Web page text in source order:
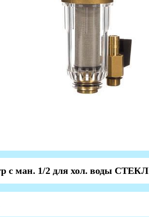
с ман. 1/2 для хол. воды